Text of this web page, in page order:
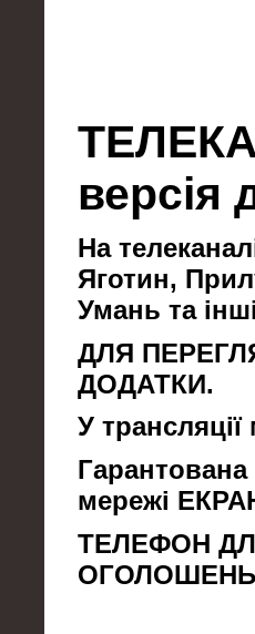
версія
На
Яготин,
Умань та
ДЛЯ
ДОДАТКИ.
У
мережі
ТЕЛЕФОН
ОГОЛОШЕНЬ
В